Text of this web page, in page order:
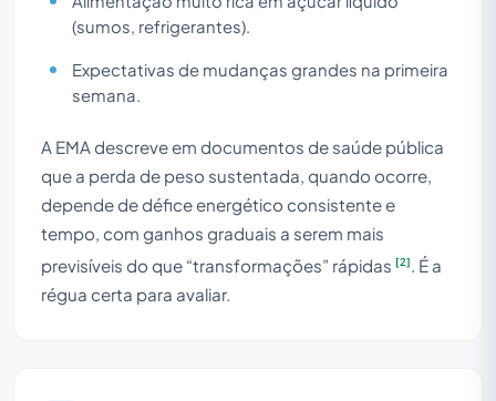
(sumos, refrigerantes).
Expectativas de mudanças grandes na primeira
semana.
A EMA descreve em documentos de saúde pública
que a perda de peso sustentada, quando ocorre,
depende de défice energético consistente e
tempo, com ganhos graduais a serem mais
previsíveis do que “transformações” rápidas [2]
. É a
régua certa para avaliar.